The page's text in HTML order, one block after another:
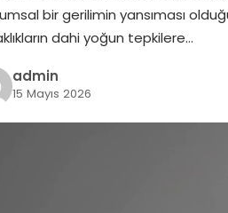
bir gerilimin yansıması
dahi yoğun tepkilere…
admin
15 Mayıs 2026